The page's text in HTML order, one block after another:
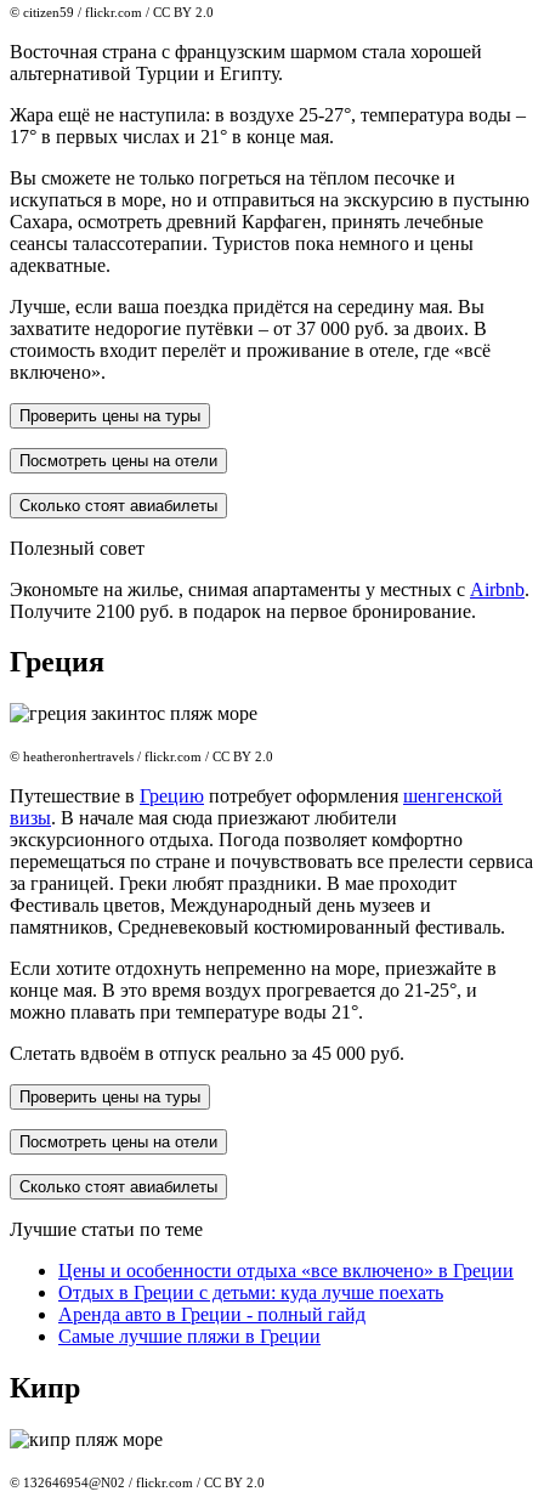
© citizen59 / flickr.com / CC BY 2.0
Восточная страна с французским шармом стала хорошей
альтернативой Турции и Египту.
Жара ещё не наступила: в воздухе 25-27°, температура воды –
17° в первых числах и 21° в конце мая.
Вы сможете не только погреться на тёплом песочке и
искупаться в море, но и отправиться на экскурсию в пустыню
Сахара, осмотреть древний Карфаген, принять лечебные
сеансы талассотерапии. Туристов пока немного и цены
адекватные.
Лучше, если ваша поездка придётся на середину мая. Вы
захватите недорогие путёвки – от 37 000 руб. за двоих. В
стоимость входит перелёт и проживание в отеле, где «всё
включено».
Проверить цены на туры
Посмотреть цены на отели
Сколько стоят авиабилеты
Полезный совет
Экономьте на жилье, снимая апартаменты у местных с Airbnb.
Получите 2100 руб. в подарок на первое бронирование.
Греция
© heatheronhertravels / flickr.com / CC BY 2.0
Путешествие в Грецию потребует оформления шенгенской
визы. В начале мая сюда приезжают любители
экскурсионного отдыха. Погода позволяет комфортно
перемещаться по стране и почувствовать все прелести сервиса
за границей. Греки любят праздники. В мае проходит
Фестиваль цветов, Международный день музеев и
памятников, Средневековый костюмированный фестиваль.
Если хотите отдохнуть непременно на море, приезжайте в
конце мая. В это время воздух прогревается до 21-25°, и
можно плавать при температуре воды 21°.
Слетать вдвоём в отпуск реально за 45 000 руб.
Проверить цены на туры
Посмотреть цены на отели
Сколько стоят авиабилеты
Лучшие статьи по теме
Цены и особенности отдыха «все включено» в Греции
Отдых в Греции с детьми: куда лучше поехать
Аренда авто в Греции - полный гайд
Самые лучшие пляжи в Греции
Кипр
© 132646954@N02 / flickr.com / CC BY 2.0